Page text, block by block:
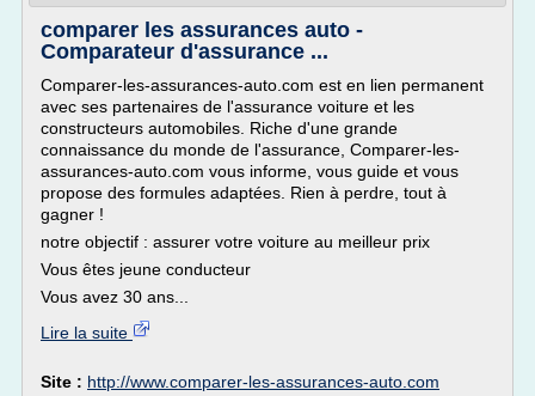
comparer les assurances auto -
Comparateur d'assurance ...
Comparer-les-assurances-auto.com est en lien permanent
avec ses partenaires de l'assurance voiture et les
constructeurs automobiles. Riche d'une grande
connaissance du monde de l'assurance, Comparer-les-
assurances-auto.com vous informe, vous guide et vous
propose des formules adaptées. Rien à perdre, tout à
gagner !
notre objectif : assurer votre voiture au meilleur prix
Vous êtes jeune conducteur
Vous avez 30 ans...
Lire la suite
Site : http://www.comparer-les-assurances-auto.com